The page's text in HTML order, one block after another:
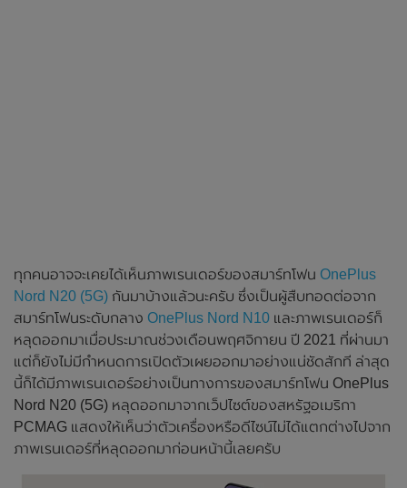
ทุกคนอาจจะเคยได้เห็นภาพเรนเดอร์ของสมาร์ทโฟน OnePlus
Nord N20 (5G) กันมาบ้างแล้วนะครับ ซึ่งเป็นผู้สืบทอดต่อจาก
สมาร์ทโฟนระดับกลาง OnePlus Nord N10 และภาพเรนเดอร์ก็
หลุดออกมาเมื่อประมาณช่วงเดือนพฤศจิกายน ปี 2021 ที่ผ่านมา
แต่ก็ยังไม่มีกำหนดการเปิดตัวเผยออกมาอย่างแน่ชัดสักที ล่าสุด
นี้ก็ได้มีภาพเรนเดอร์อย่างเป็นทางการของสมาร์ทโฟน OnePlus
Nord N20 (5G) หลุดออกมาจากเว็ปไซต์ของสหรัฐอเมริกา
PCMAG แสดงให้เห็นว่าตัวเครื่องหรือดีไซน์ไม่ได้แตกต่างไปจาก
ภาพเรนเดอร์ที่หลุดออกมาก่อนหน้านี้เลยครับ